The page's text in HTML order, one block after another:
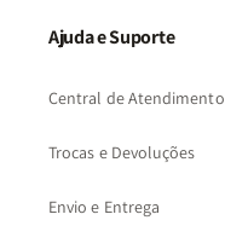
Ajuda e Suporte
Central de Atendimento
Trocas e Devoluções
Envio e Entrega